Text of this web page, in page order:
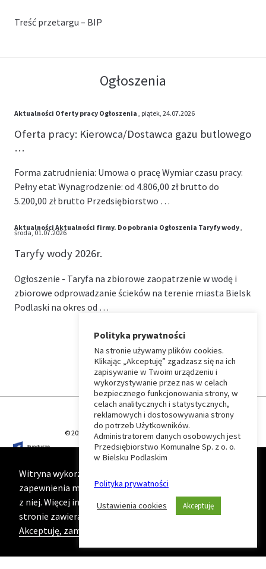
Treść przetargu – BIP
Ogłoszenia
Aktualności Oferty pracy Ogłoszenia , piątek, 24.07.2026
Oferta pracy: Kierowca/Dostawca gazu butlowego
…
Forma zatrudnienia: Umowa o pracę Wymiar czasu pracy:
Pełny etat Wynagrodzenie: od 4.806,00 zł brutto do
5.200,00 zł brutto Przedsiębiorstwo …
Aktualności Aktualności firmy. Do pobrania Ogłoszenia Taryfy wody,
środa, 01.07.2026
Taryfy wody 2026r.
Ogłoszenie - Taryfa na zbiorowe zaopatrzenie w wodę i
zbiorowe odprowadzanie ścieków na terenie miasta Bielsk
Podlaski na okres od …
⏶
Wróć
do
początku
strony
© 2026 T-Matic Grupa Computer Plus Sp. z o.o.
Witryna wykorzystuje ciasteczka (cookies) w celu
zapewnienia maksymalnej wygody podczas korzystania
z niej. Więcej informacji na ten temat znajduje się na
stronie zawierającej naszą
Politykę prywatności
Akceptuję, zamknij komunikat
Polityka prywatności
Na stronie używamy plików cookies.
Klikając „Akceptuję” zgadzasz się na ich
zapisywanie w Twoim urządzeniu i
wykorzystywanie przez nas w celach
bezpiecznego funkcjonowania strony, w
celach analitycznych i statystycznych,
reklamowych i dostosowywania strony
do potrzeb Użytkowników.
Administratorem danych osobowych jest
Przedsiębiorstwo Komunalne Sp. z o. o.
w Bielsku Podlaskim
Polityka prywatności
Ustawienia cookies Akceptuję